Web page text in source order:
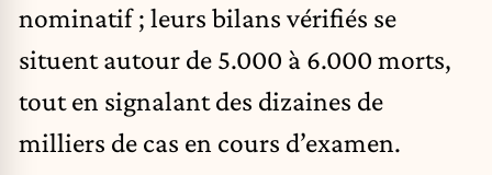
nominatif ; leurs bilans vérifiés se
situent autour de 5.000 à 6.000 morts,
tout en signalant des dizaines de
milliers de cas en cours d’examen.